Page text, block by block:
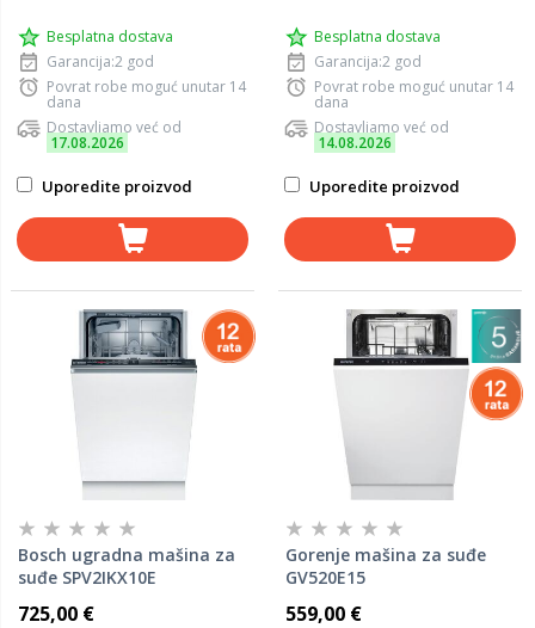
Besplatna dostava
Garancija:2 god
Povrat robe moguć unutar 14
dana
Dostavljamo već od
17.08.2026
Uporedite proizvod
Besplatna dostava
Garancija:2 god
Povrat robe moguć unutar 14
dana
Dostavljamo već od
14.08.2026
Uporedite proizvod
Bosch ugradna mašina za
suđe SPV2IKX10E
725,00 €
Gorenje mašina za suđe
GV520E15
559,00 €